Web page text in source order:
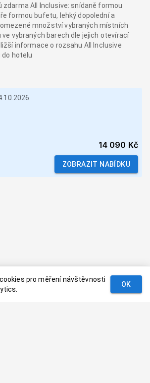
zdarma All Inclusive: snídaně formou
formou bufetu, lehký dopolední a
množství vybraných místních
ve vybraných barech dle jejich otevírací
informace o rozsahu All Inclusive
hotelu
14 090 Kč
ZOBRAZIT NABÍDKU
pro měření návštěvnosti
OK